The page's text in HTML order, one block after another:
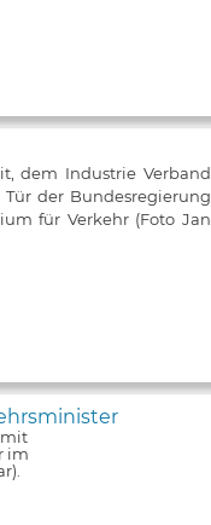
dem Industrie Verband
der Bundesregierung
für Verkehr (Foto Jan
mit
im